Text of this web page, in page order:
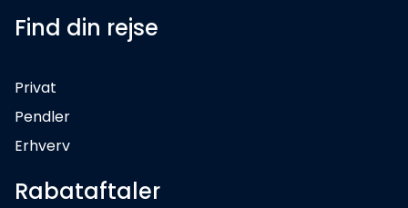
Find din rejse
Privat
Pendler
Erhverv
Rabataftaler